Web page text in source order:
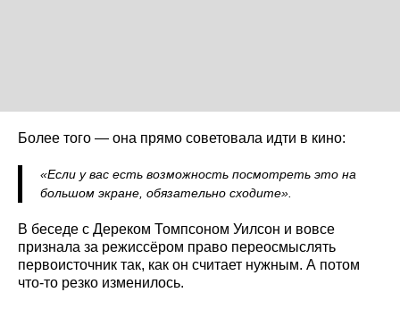
Более того — она прямо советовала идти в кино:
«Если у вас есть возможность посмотреть это на
большом экране, обязательно сходите».
В беседе с Дереком Томпсоном Уилсон и вовсе
признала за режиссёром право переосмыслять
первоисточник так, как он считает нужным. А потом
что-то резко изменилось.